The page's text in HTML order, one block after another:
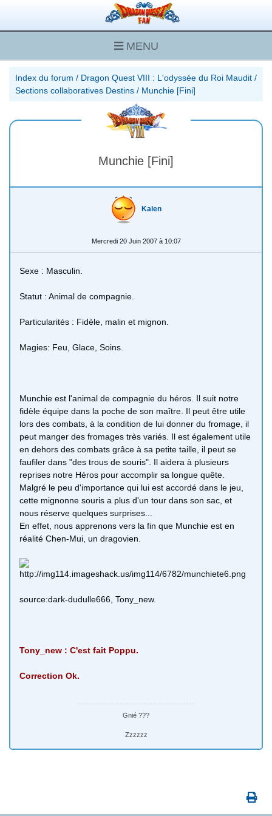
MENU
Index du forum / Dragon Quest VIII : L'odyssée du Roi Maudit /
Sections collaboratives Destins / Munchie [Fini]
Munchie [Fini]
Kalen
Mercredi 20 Juin 2007 à 10:07
Sexe : Masculin.
Statut : Animal de compagnie.
Particularités : Fidèle, malin et mignon.
Magies: Feu, Glace, Soins.
Munchie est l'animal de compagnie du héros. Il suit notre
fidèle équipe dans la poche de son maître. Il peut être utile
lors des combats, à la condition de lui donner du fromage, il
peut manger des fromages très variés. Il est également utile
en dehors des combats grâce à sa petite taille, il peut se
faufiler dans "des trous de souris". Il aidera à plusieurs
reprises notre Héros pour accomplir sa longue quête.
Malgré le peu d'importance qui lui est accordé dans le jeu,
cette mignonne souris a plus d'un tour dans son sac, et
nous réserve quelques surprises...
En effet, nous apprenons vers la fin que Munchie est en
réalité Chen-Mui, un dragovien.
source:dark-dudulle666, Tony_new.
Tony_new : C'est fait Poppu.
Correction Ok.
Gnié ???
Zzzzzz